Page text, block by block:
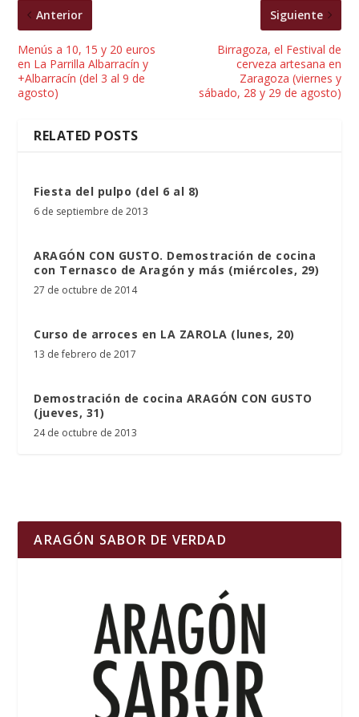
Anterior
Menús a 10, 15 y 20 euros
en La Parrilla Albarracín y
+Albarracín (del 3 al 9 de
agosto)
Siguiente
Birragoza, el Festival de
cerveza artesana en
Zaragoza (viernes y
sábado, 28 y 29 de agosto)
RELATED POSTS
Fiesta del pulpo (del 6 al 8)
6 de septiembre de 2013
ARAGÓN CON GUSTO. Demostración de cocina
con Ternasco de Aragón y más (miércoles, 29)
27 de octubre de 2014
Curso de arroces en LA ZAROLA (lunes, 20)
13 de febrero de 2017
Demostración de cocina ARAGÓN CON GUSTO
(jueves, 31)
24 de octubre de 2013
ARAGÓN SABOR DE VERDAD